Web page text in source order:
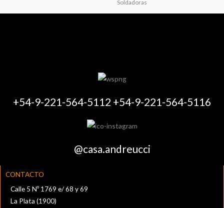
Soldadoras
+54-9-221-564-5112 +54-9-221-564-5116
@casa.andreucci
CONTACTO
Calle 5 Nº 1769 e/ 68 y 69
La Plata (1900)